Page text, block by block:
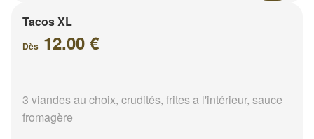
Tacos XL
Dès 12.00 €
3 viandes au choix, crudités, frites a l'intérieur, sauce
fromagère